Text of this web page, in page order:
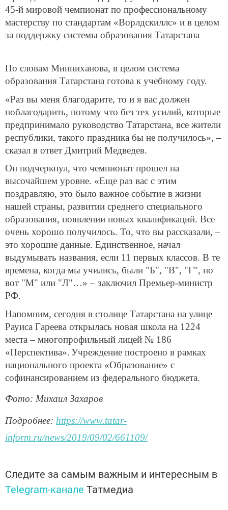
45-й мировой чемпионат по профессиональному
мастерству по стандартам «Ворлдскиллс» и в целом
за поддержку системы образования Татарстана
По словам Минниханова, в целом система
образования Татарстана готова к учебному году.
«Раз вы меня благодарите, то и я вас должен
поблагодарить, потому что без тех усилий, которые
предпринимало руководство Татарстана, все жители
республики, такого праздника бы не получилось», –
сказал в ответ Дмитрий Медведев.
Он подчеркнул, что чемпионат прошел на
высочайшем уровне. «Еще раз вас с этим
поздравляю, это было важное событие в жизни
нашей страны, развитии среднего специального
образования, появлении новых квалификаций. Все
очень хорошо получилось. То, что вы рассказали, –
это хорошие данные. Единственное, начал
выдумывать названия, если 11 первых классов. В те
времена, когда мы учились, были "Б", "В", "Г", но
вот "М" или "Л"…» – заключил Премьер-министр
РФ.
Напомним, сегодня в столице Татарстана на улице
Рауиса Гареева открылась новая школа на 1224
места – многопрофильный лицей № 186
«Перспектива».Учреждение построено в рамках
национального проекта «Образование» с
софинансированием из федерального бюджета.
Фото: Михаил Захаров
Подробнее: https://www.tatar-
inform.ru/news/2019/09/02/661109/
Следите за самым важным и интересным в
Telegram-канале Татмедиа